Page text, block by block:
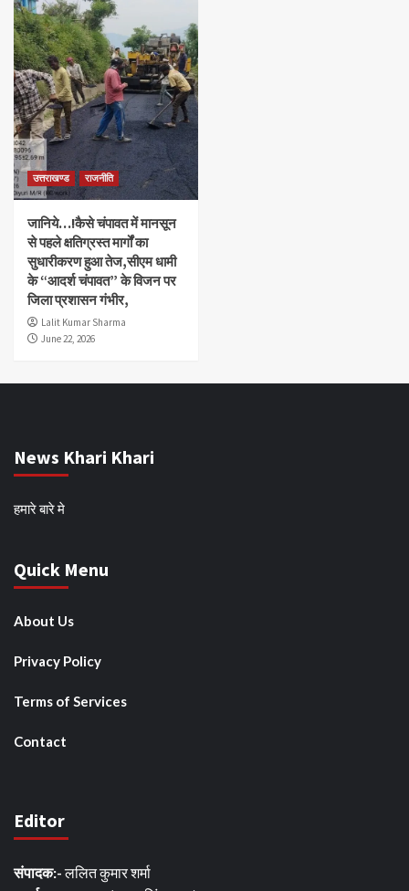
उत्तराखण्ड राजनीति
जानिये…!कैसे चंपावत में मानसून
से पहले क्षतिग्रस्त मार्गों का
सुधारीकरण हुआ तेज,सीएम धामी
के “आदर्श चंपावत” के विजन पर
जिला प्रशासन गंभीर,
Lalit Kumar Sharma
June 22, 2026
News Khari Khari
हमारे बारे मे
Quick Menu
About Us
Privacy Policy
Terms of Services
Contact
Editor
संपादक:-ललित कुमार शर्मा